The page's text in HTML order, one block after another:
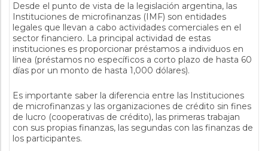
Desde el punto de vista de la legislación argentina, las
Instituciones de microfinanzas (IMF) son entidades
legales que llevan a cabo actividades comerciales en el
sector financiero. La principal actividad de estas
instituciones es proporcionar préstamos a individuos en
línea (préstamos no específicos a corto plazo de hasta 60
días por un monto de hasta 1,000 dólares).
Es importante saber la diferencia entre las Instituciones
de microfinanzas y las organizaciones de crédito sin fines
de lucro (cooperativas de crédito), las primeras trabajan
con sus propias finanzas, las segundas con las finanzas de
los participantes.